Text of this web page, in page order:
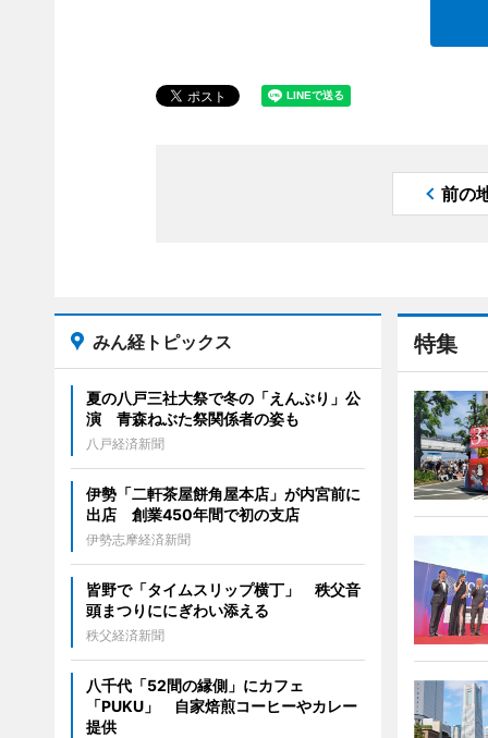
前の
特集
みん経トピックス
夏の八戸三社大祭で冬の「えんぶり」公
演 青森ねぶた祭関係者の姿も
八戸経済新聞
伊勢「二軒茶屋餅角屋本店」が内宮前に
出店 創業450年間で初の支店
伊勢志摩経済新聞
皆野で「タイムスリップ横丁」 秩父音
頭まつりににぎわい添える
秩父経済新聞
八千代「52間の縁側」にカフェ
「PUKU」 自家焙煎コーヒーやカレー
提供